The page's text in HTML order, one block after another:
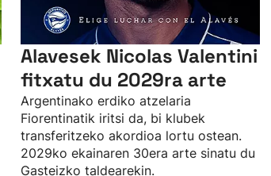
Alavesek Nicolas Valentini
fitxatu du 2029ra arte
Argentinako erdiko atzelaria
Fiorentinatik iritsi da, bi klubek
transferitzeko akordioa lortu ostean.
2029ko ekainaren 30era arte sinatu du
Gasteizko taldearekin.